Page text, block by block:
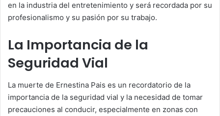
en la industria del entretenimiento y será recordada por su
profesionalismo y su pasión por su trabajo.
La Importancia de la
Seguridad Vial
La muerte de Ernestina Pais es un recordatorio de la
importancia de la seguridad vial y la necesidad de tomar
precauciones al conducir, especialmente en zonas con